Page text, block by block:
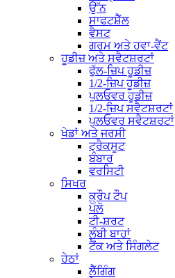
ਉੱਨ
ਸਾਫਟਸ਼ੈੱਲ
ਵੈਸਟ
ਗਰਮ ਅਤੇ ਹਵਾ-ਵੈਂਟ
ਹੂਡੀਜ਼ ਅਤੇ ਸਵੈਟਸ਼ਰਟਾਂ
ਫੁੱਲ-ਜ਼ਿਪ ਹੂਡੀਜ਼
1/2-ਜ਼ਿਪ ਹੂਡੀਜ਼
ਪੁਲਓਵਰ ਹੂਡੀਜ਼
1/2-ਜ਼ਿਪ ਸਵੈਟਸ਼ਰਟਾਂ
ਪੁਲਓਵਰ ਸਵੈਟਸ਼ਰਟਾਂ
ਖੇਡਾਂ ਅਤੇ ਜਰਸੀ
ਟ੍ਰੈਕਸੂਟ
ਬੰਬਾਰ
ਵਰਸਿਟੀ
ਸਿਖਰ
ਕ੍ਰੌਪ ਟੌਪ
ਪੋਲੋ
ਟੀ-ਸ਼ਰਟ
ਲੰਬੀ ਬਾਹਾਂ
ਟੈਂਕ ਅਤੇ ਸਿੰਗਲੇਟ
ਹੇਠਾਂ
ਲੈੱਗਿੰਗ